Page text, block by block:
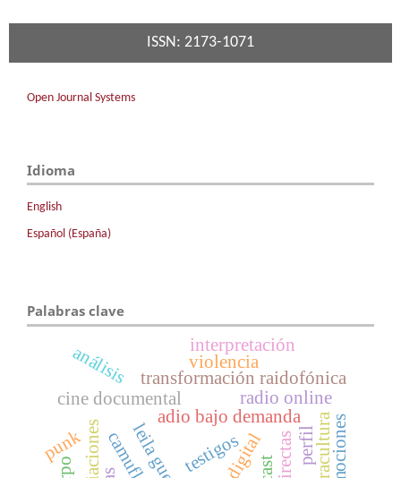
ISSN: 2173-1071
Open Journal Systems
Idioma
English
Español (España)
Palabras clave
cine documental
adio bajo demanda
testigos
transformación raidofónica
radio online
perfil
punk
análisis violencia
interpretación
emociones